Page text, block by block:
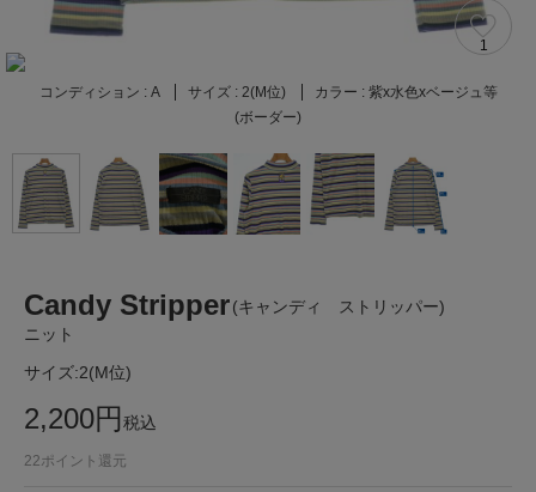
1
コンディション : A サイズ : 2(M位) カラー : 紫x水色xベージュ等
(ボーダー)
Candy Stripper(キャンディ ストリッパー)
ニット
サイズ:2(M位)
2,200円税込
22ポイント還元